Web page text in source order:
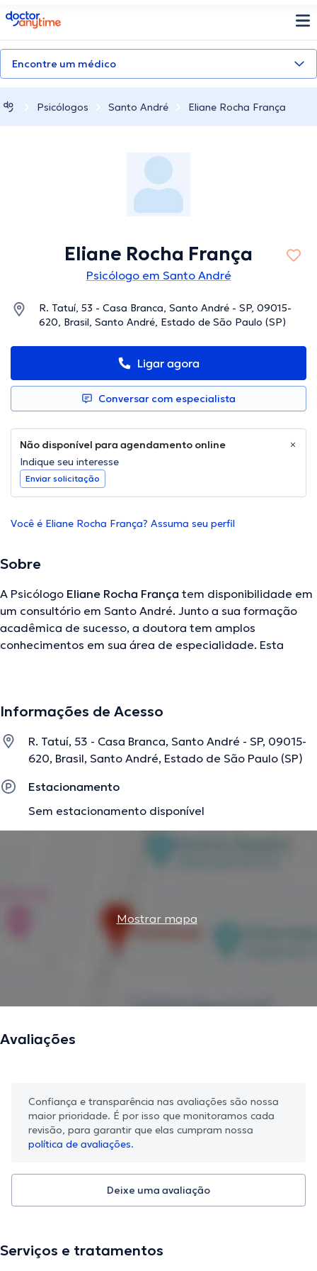
doctoranytime
Encontre um médico
Psicólogos Santo André Eliane Rocha França
Eliane Rocha França
Psicólogo em Santo André
R. Tatuí, 53 - Casa Branca, Santo André - SP, 09015-
620, Brasil, Santo André, Estado de São Paulo (SP)
Ligar agora
Conversar com especialista
Não disponível para agendamento online
Indique seu interesse
Enviar solicitação
Você é Eliane Rocha França? Assuma seu perfil
Sobre
A Psicólogo Eliane Rocha França tem disponibilidade em
um consultório em Santo André. Junto a sua formação
acadêmica de sucesso, a doutora tem amplos
conhecimentos em sua área de especialidade. Esta
França teve participação em consideráveis conferências
disciplina de especialização e já submeteu diferentes
publicações. Português Inglês são os idiomas dominados
pela profissional de saúde.
Informações de Acesso
R. Tatuí, 53 - Casa Branca, Santo André - SP, 09015-
620, Brasil, Santo André, Estado de São Paulo (SP)
Estacionamento
Sem estacionamento disponível
Mostrar mapa
Avaliações
Confiança e transparência nas avaliações são nossa
maior prioridade. É por isso que monitoramos cada
revisão, para garantir que elas cumpram nossa
política de avaliações.
Deixe uma avaliação
Serviços e tratamentos